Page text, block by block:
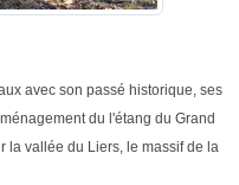
avec son passé historique, ses
du l'étang du Grand
la vallée du Liers, le massif de la